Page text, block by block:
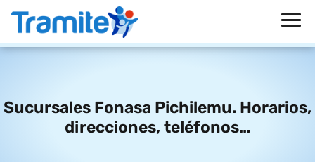
Sucursales Fonasa Pichilemu. Horarios,
direcciones, teléfonos…